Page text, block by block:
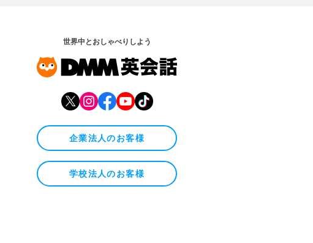
世界中とおしゃべりしよう
企業法人のお客様
学校法人のお客様